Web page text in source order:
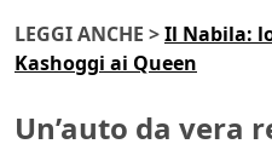
LEGGI ANCHE >Il Nabila:
Kashoggi ai Queen
Un’auto da vera